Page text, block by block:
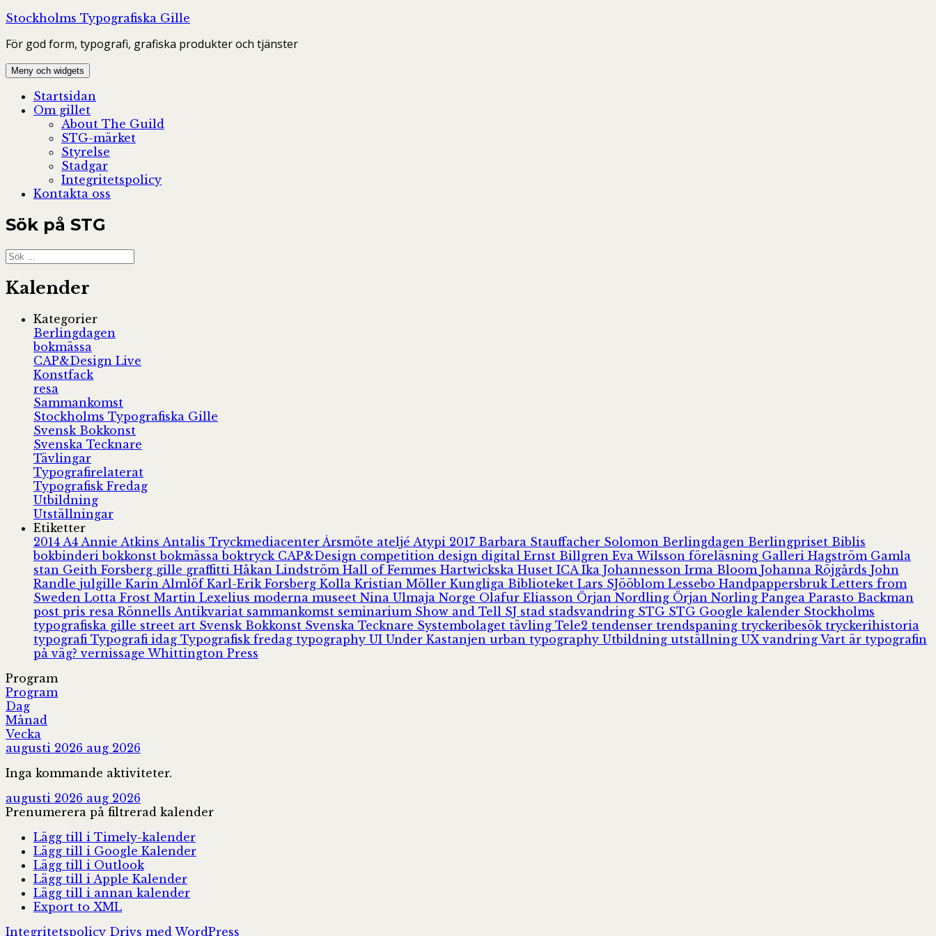
Hoppa
innehåll
Stockholms Typografiska Gille
För god form, typografi, grafiska produkter och tjänster
Meny och widgets
Startsidan
Om gillet
About The Guild
STG-märket
Styrelse
Stadgar
Integritetspolicy
Kontakta oss
Sök på STG
Sök
efter:
Kalender
Kategorier
Berlingdagen
bokmässa
CAP&Design Live
Konstfack
resa
Sammankomst
Stockholms Typografiska Gille
Svensk Bokkonst
Svenska Tecknare
Tävlingar
Typografirelaterat
Typografisk Fredag
Utbildning
Utställningar
Etiketter
2014 A4 Annie Atkins Antalis Tryckmediacenter Årsmöte ateljé Atypi 2017 Barbara Stauffacher Solomon Berlingdagen Berlingpriset Biblis
bokbinderibokkonstbokmässaboktryck CAP&Design competition design digital Ernst Billgren Eva Wilsson föreläsning Galleri Hagström Gamla
stan Geith Forsberg gille graffitti Håkan Lindström Hall of Femmes Hartwickska Huset ICA Ika Johannesson Irma Bloom Johanna Röjgårds John
Randle julgille Karin Almlöf Karl-Erik Forsberg Kolla Kristian Möller Kungliga Biblioteket Lars SJööblom Lessebo Handpappersbruk Letters from
Sweden Lotta Frost Martin Lexelius moderna museet Nina Ulmaja Norge Olafur Eliasson Örjan Nordling Örjan Norling Pangea Parasto Backman
post pris resa Rönnells Antikvariat sammankomst seminarium Show and Tell SJ stad stadsvandring STG STG Google kalender Stockholms
typografiska gille street art Svensk Bokkonst Svenska Tecknare Systembolaget tävling Tele2 tendenser trendspaning tryckeribesök tryckerihistoria
typografi Typografi idag Typografisk fredag typography UI Under Kastanjen urban typography Utbildning utställning UXvandring Vart är typografin
på väg?vernissage Whittington Press
Program
Program
Dag
Månad
Vecka
augusti 2026 aug 2026
Inga kommande aktiviteter.
augusti 2026 aug 2026
Prenumerera på filtrerad kalender
Lägg till i Timely-kalender
Lägg till i Google Kalender
Lägg till i Outlook
Lägg till i Apple Kalender
Lägg till i annan kalender
Export to XML
Integritetspolicy Drivs med WordPress